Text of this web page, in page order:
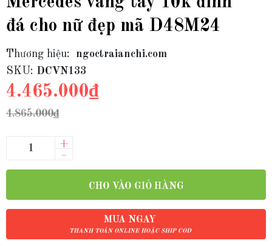
đá cho nữ đẹp mã D48M24
Thương hiệu:
ngoctraianchi.com
SKU: DCVN133
4.465.000₫
4.865.000₫
–
+
CHO VÀO GIỎ HÀNG
MUA NGAY
THANH TOÁN ONLINE HOẶC SHIP COD